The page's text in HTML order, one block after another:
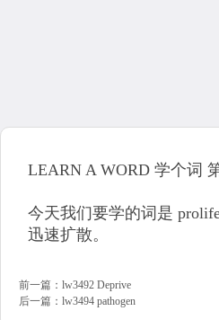
LEARN A WORD 学个词
今天我们要学的词是
迅速扩散。
前一篇： lw3492 Deprive
后一篇： lw3494 pathogen